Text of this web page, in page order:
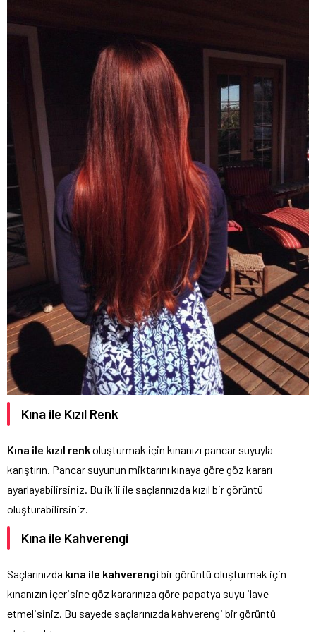
Kına ile Kızıl Renk
Kına ile kızıl renkoluşturmak için kınanızı pancar suyuyla
karıştırın. Pancar suyunun miktarını kınaya göre göz kararı
ayarlayabilirsiniz. Bu ikili ile saçlarınızda kızıl bir görüntü
oluşturabilirsiniz.
Kına ile Kahverengi
Saçlarınızda kına ile kahverengi bir görüntü oluşturmak için
kınanızın içerisine göz kararınıza göre papatya suyu ilave
etmelisiniz. Bu sayede saçlarınızda kahverengi bir görüntü